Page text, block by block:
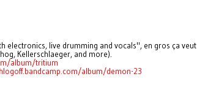
electronics, live drumming and vocals", en gros ça
Kellerschlaeger, and more).
album/tritium
album/demon-23